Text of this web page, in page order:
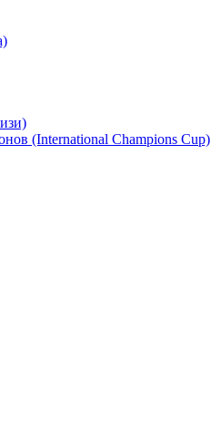
(International Champions Cup)